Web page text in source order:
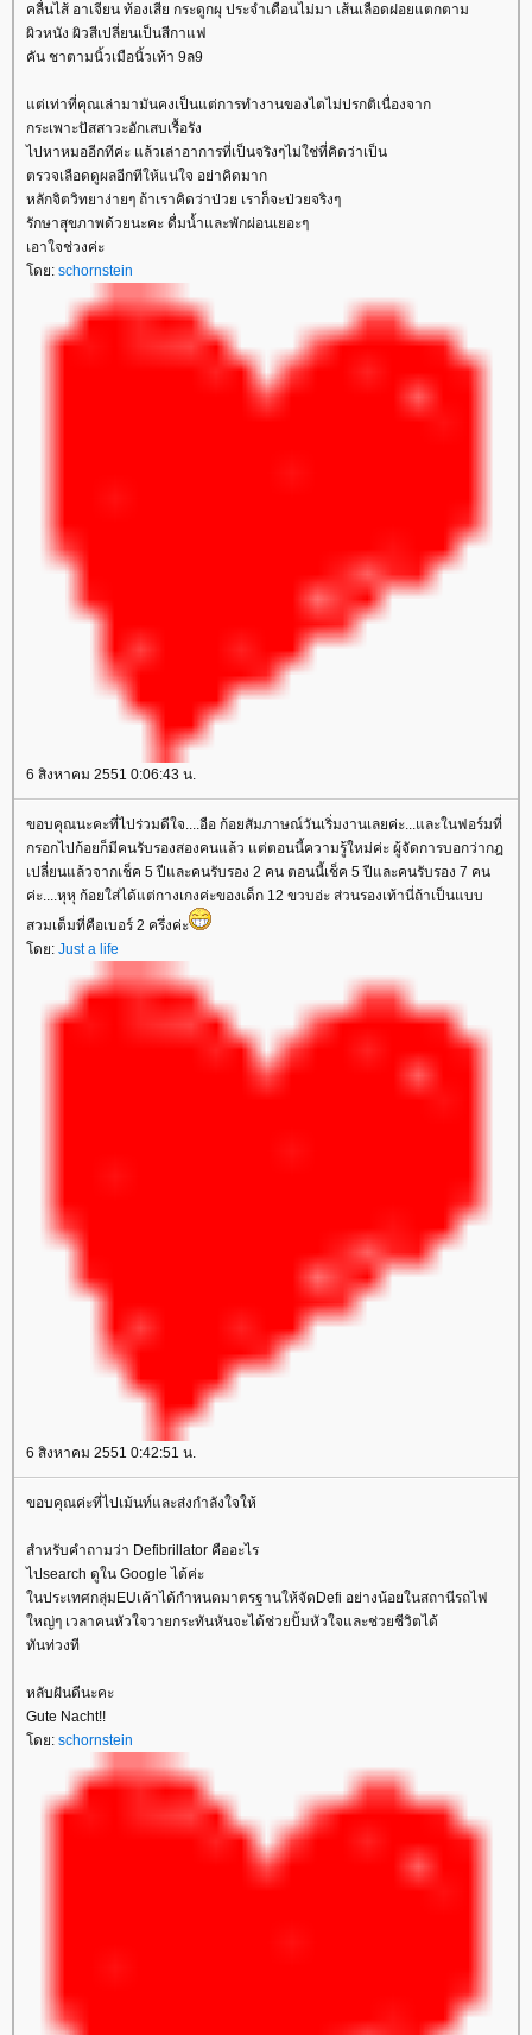
คลื่นไส้ อาเจียน ท้องเสีย กระดูกผุ ประจำเดือนไม่มา เส้นเลือดฝอยแตกตาม
ผิวหนัง ผิวสีเปลี่ยนเป็นสีกาแฟ
คัน ชาตามนิ้วเมือนิ้วเท้า 9ล9
ต่เท่าที่คุณเล่ามามันคงเป็นแต่การทำงานของไตไม่ปรกติเนื่องจาก
กระเพาะปัสสาวะอักเสบเรื้อรัง
ไปหาหมออีกทีค่ะ แล้วเล่าอาการที่เป็นจริงๆไม่ใช่ที่คิดว่าเป็น
ตรวจเลือดดูผลอีกทีให้แน่ใจ อย่าคิดมาก
หลักจิตวิทยาง่ายๆ ถ้าเราคิดว่าป่วย เราก็จะป่วยจริงๆ
รักษาสุขภาพด้วยนะคะ ดื่มน้ำและพักผ่อนเยอะๆ
เอาใจช่วงค่ะ
ดย: schornstein
6 สิงหาคม 2551 0:06:43 น.
ขอบคุณนะคะที่ไปร่วมดีใจ....อือ ก้อยสัมภาษณ์วันเริ่มงานเลยค่ะ...และในฟอร์มที่
กรอกไปก้อยก็มีคนรับรองสองคนแล้ว แต่ตอนนี้ความรู้ใหม่ค่ะ ผู้จัดการบอกว่ากฎ
เปลี่ยนแล้วจากเช็ค 5 ปีและคนรับรอง 2 คน ตอนนี้เช็ค 5 ปีและคนรับรอง 7 คน
ค่ะ....หุหุ ก้อยใส่ได้แต่กางเกงค่ะของเด็ก 12 ขวบอ่ะ ส่วนรองเท้านี่ถ้าเป็นแบบ
สวมเต็มที่คือเบอร์ 2 ครึ่งค่ะ
ดย: Just a life
6 สิงหาคม 2551 0:42:51 น.
ขอบคุณค่ะที่ไปเม้นท์และส่งกำลังใจให้
สำหรับคำถามว่า Defibrillator คืออะไร
ไปsearch ดูใน Google ได้ค่ะ
นประเทศกลุ่มEUเค้าได้กำหนดมาตรฐานให้จัดDefi อย่างน้อยในสถานีรถไฟ
หญ่ๆ เวลาคนหัวใจวายกระทันหันจะได้ช่วยปั้มหัวใจและช่วยชีวิตได้
ทันท่วงที
หลับฝันดีนะคะ
Gute Nacht!!
ดย: schornstein